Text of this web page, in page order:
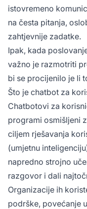
istovremeno
na česta pitanja,
zahtjevnije zadatke.
Ipak, kada
važno je razmotriti
bi se procijenilo je li
Što je chatbot za
Chatbotovi za
programi osmišljeni
ciljem rješavanja
(umjetnu
napredno strojno
razgovor i dali
Organizacije ih
podrške, povećanje